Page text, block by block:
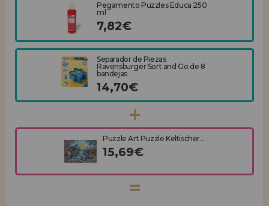
Pegamento Puzzles Educa 250
ml
7,82€
Separador de Piezas
Ravensburger Sort and Go de 8
bandejas
14,70€
Puzzle Art Puzzle Keltischer...
15,69€